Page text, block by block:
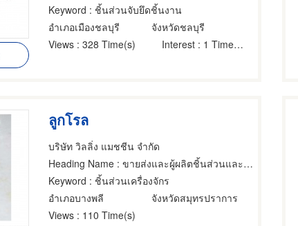
Keyword : ชิ้นส่วนจับยึดชิ้นงาน
อำเภอเมืองชลบุรี
จังหวัดชลบุรี
Views : 328 Time(s) Interest : 1 Time(s)
ลูกโรล
บริษัท วิลลิ่ง แมชชีน จำกัด
Heading Name : ขายส่งและผู้ผลิตชิ้นส่วนและอะไหล่เครื่องจักรกล
Keyword : ชิ้นส่วนเครื่องจักร
อำเภอบางพลี
จังหวัดสมุทรปราการ
Views : 110 Time(s)